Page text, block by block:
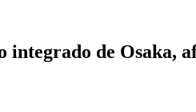
integrado de Osaka,